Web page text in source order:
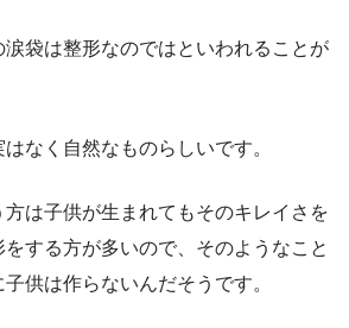
涙袋は整形なのではといわれることが
なく自然なものらしいです。
は子供が生まれてもそのキレイさを
する方が多いので、そのようなこと
供は作らないんだそうです。